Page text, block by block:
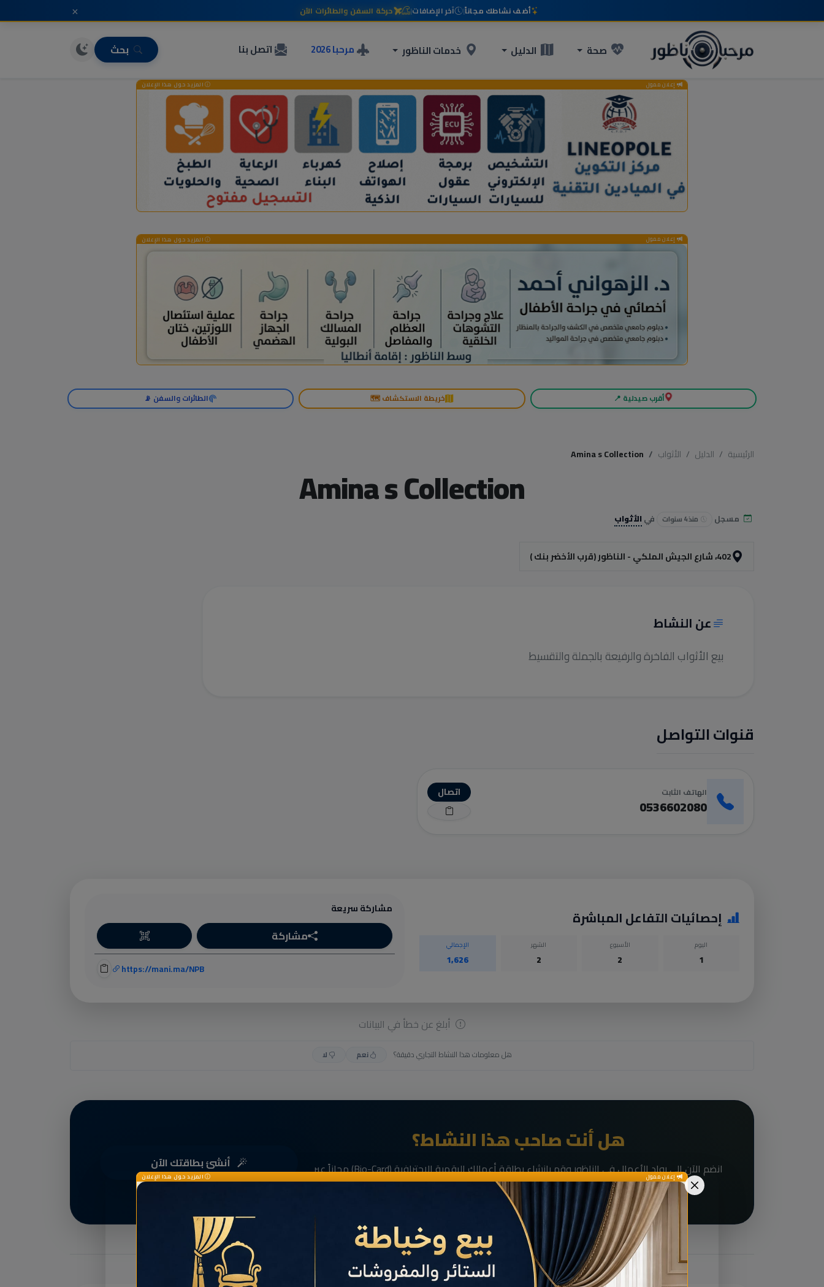
أضف نشاطك مجاناً| آخر الإضافات| حركة السفن والطائرات الآن ×
صحة الدليل خدمات الناظور مرحبا 2026 اتصل بنا بحث
إعلان ممول المزيد حول هذا الإعلان
إعلان ممول المزيد حول هذا الإعلان
أقرب صيدلية 📍 خريطة الاستكشاف 🗺️ الطائرات والسفن 📡
الرئيسية الدليل الأثواب Amina s Collection
Amina s Collection
مسجل منذ 4 سنوات فيالأثواب
402، شارع الجيش الملكي - الناظور (قرب الأخضر بنك )
عن النشاط
بيع الأثواب الفاخرة والرفيعة بالجملة والتقسيط
قنوات التواصل
الهاتف الثابت
0536602080
اتصال
إحصائيات التفاعل المباشرة
اليوم
1
الأسبوع
2
الشهر
2
الإجمالي
1,626
مشاركة سريعة
مشاركة
https://mani.ma/NPB
أبلغ عن خطأ في البيانات
هل معلومات هذا النشاط التجاري دقيقة؟ نعم لا
هل أنت صاحب هذا النشاط؟
انضم الآن إلى رواد الأعمال في الناظور وقم بإنشاء بطاقة أعمالك الرقمية الاحترافية (Bio-Card) مجاناً عبر
خدمةمَانِيمَّا.
أنشئ بطاقتك الآن
إعلان ممول المزيد حول هذا الإعلان